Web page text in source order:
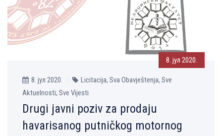
8. јул 2020.
8. јул 2020.
Licitacija, Sva Obavještenja, Sve
Aktuelnosti, Sve Vijesti
Drugi javni poziv za prodaju
havarisanog putničkog motornog